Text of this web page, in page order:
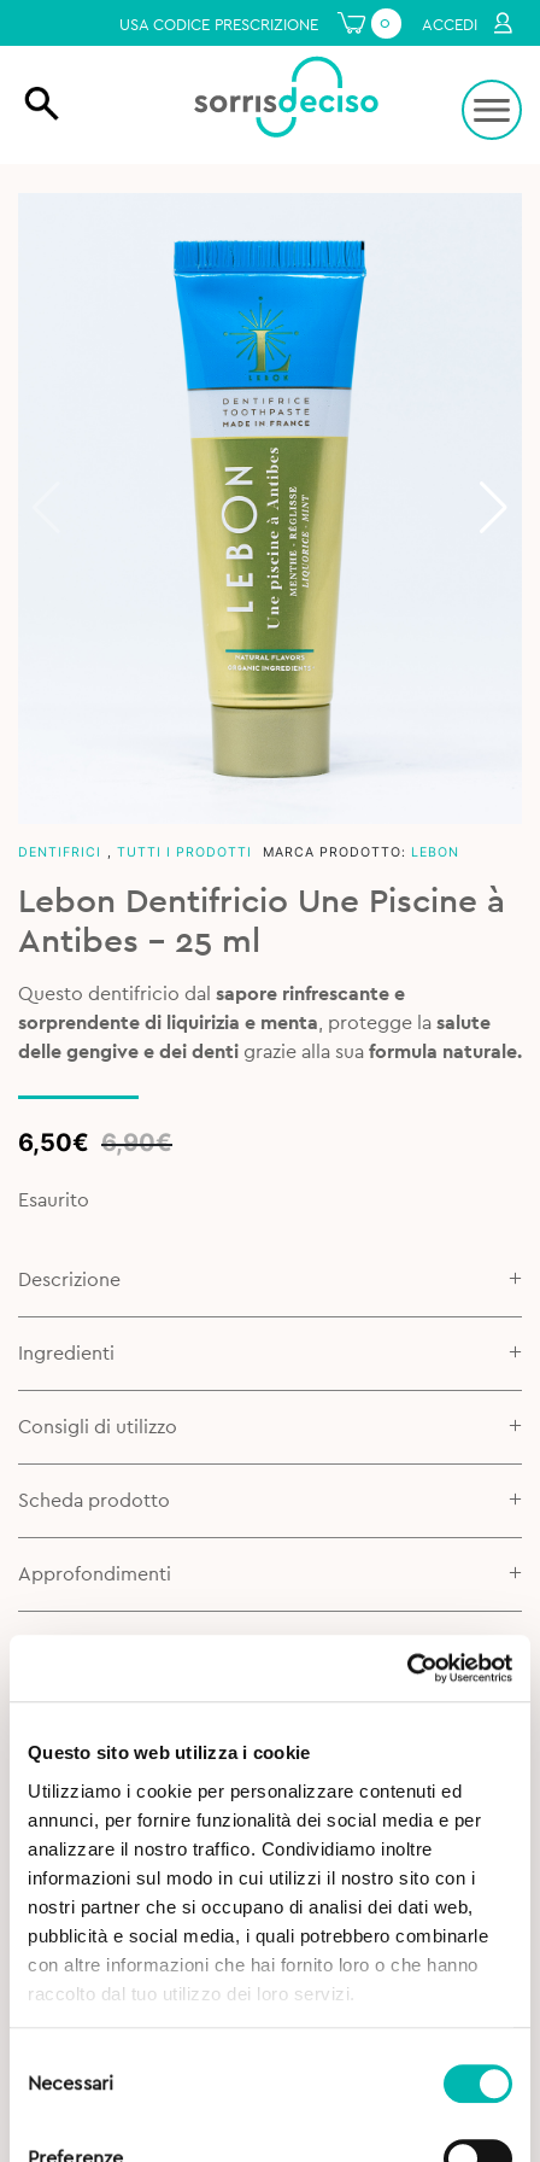
Questo sito web utilizza i cookie
Utilizziamo i cookie per personalizzare contenuti ed
annunci, per fornire funzionalità dei social media e per
analizzare il nostro traffico. Condividiamo inoltre
informazioni sul modo in cui utilizzi il nostro sito con i
nostri partner che si occupano di analisi dei dati web,
pubblicità e social media, i quali potrebbero combinarle
con altre informazioni che hai fornito loro o che hanno
raccolto dal tuo utilizzo dei loro servizi.
delNecessari
USA CODICE PRESCRIZIONE 0 ACCEDI
DENTIFRICI TUTTI I PRODOTTI MARCA PRODOTTO: LEBON
Lebon Dentifricio Une Piscine à
Antibes – 25 ml
Questo dentifricio dal sapore rinfrescante e
sorprendente di liquirizia e menta , protegge la salute
delle gengive e dei denti grazie alla sua formula naturale.
6,90€
Original
was:
6,50€
Current
is:
Esaurito
Descrizione
Ingredienti
Consigli di utilizzo
Scheda prodotto
Approfondimenti
Potrebbe Interessarti